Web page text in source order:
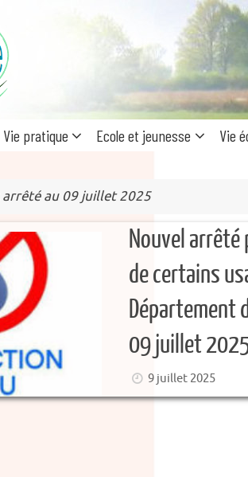
Vie pratique Ecole et jeunesse Vie
arrêté au 09 juillet 2025
Nouvel
de certains
Département
09 juillet
9 juillet 2025